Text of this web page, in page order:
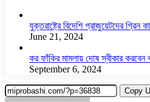
যুক্তরাষ্ট্রে বিদেশি গ্রাজুয়েটদের গ্রিন
June 21, 2024
কর ফাঁকির মামলায় দোষ স্বীকার করবেন
September 6, 2024
Copy